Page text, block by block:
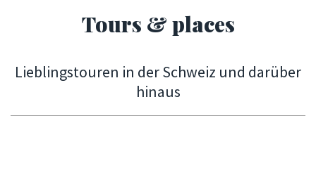
Tours & places
Lieblingstouren in der Schweiz und darüber
hinaus